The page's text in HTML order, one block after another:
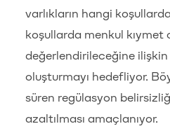
varlıkların hangi
koşullarda menkul kıymet
değerlendirileceğine
oluşturmayı hedefliyor.
süren regülasyon
azaltılması amaçlanıyor.